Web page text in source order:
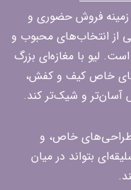
سال سابقه در زمینه فروش حضوری و
از انتخاب‌های محبوب و
لیو با مغازه‌ای بزرگ
خاص کیف و کفش،
آسان‌تر و شیک‌تر کند.
طراحی‌های خاص، و
بتواند در میان